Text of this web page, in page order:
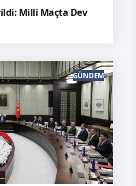
Milli Maçta Dev
GÜNDEM